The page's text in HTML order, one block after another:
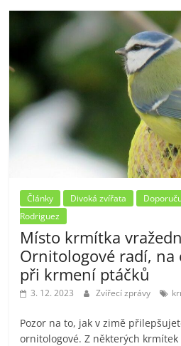
Články Divoká zvířata
Rodriguez
Místo krmítka
Ornitologové radí, na
při krmení ptáčků
3. 12. 2023 Zvířecí zprávy
Pozor na to, jak v zimě
ornitologové. Z některých